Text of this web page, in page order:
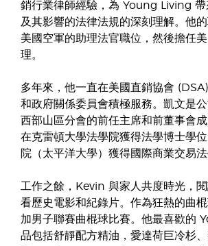
銷行業律師經驗，為 Young Living 帶
及其影響的法律法規的深刻理解。他
美國空軍的助理法官職位，然後擔任
理。
多年來，他一直在美國直銷協會
和政府關係委員會積極服務。凱文是
西部山區分會的前任主席和前董事會
在克雷頓大學法學院獲得法學博士學
院（太平洋大學）獲得國際商業交易法
工作之餘，Kevin 與家人共度時光，
看歷史電影和紀錄片。作為狂熱的曲
加男子聯賽曲棍球比賽。他最喜歡的
品包括舒靜配方精油，愛達荷巨冷杉